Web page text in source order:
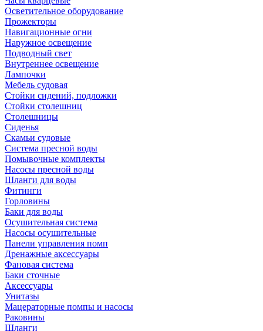
Осветительное оборудование
Прожекторы
Навигационные огни
Наружное освещение
Подводный свет
Внутреннее освещение
Лампочки
Мебель судовая
Стойки сидений, подложки
Стойки столешниц
Столешницы
Сиденья
Скамьи судовые
Система пресной воды
Помывочные комплекты
Насосы пресной воды
Шланги для воды
Фитинги
Горловины
Баки для воды
Осушительная система
Насосы осушительные
Панели управления помп
Дренажные аксессуары
Фановая система
Баки сточные
Аксессуары
Унитазы
Мацераторные помпы и насосы
Раковины
Шланги